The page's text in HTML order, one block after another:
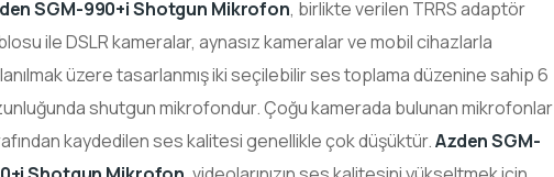
SGM-990+i Shotgun Mikrofon, birlikte verilen TRRS adaptör
ile DSLR kameralar, aynasız kameralar ve mobil cihazlarla
üzere tasarlanmış iki seçilebilir ses toplama düzenine sahip 6
shutgun mikrofondur. Çoğu kamerada bulunan mikrofonlar
kaydedilen ses kalitesi genellikle çok düşüktür.Azden SGM-